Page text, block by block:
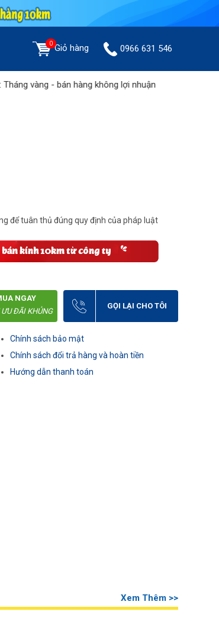
0 Giỏ hàng 0966 631 546
vàng - bán hàng không lợi nhuận Bùng nổ ưu
để tuân thủ đúng quy định của pháp luật
NGAY
ĐÃI KHỦNG
GỌI LẠI CHO TÔI
Chính sách bảo mật
Chính sách đổi trả hàng và hoàn tiền
Hướng dẫn thanh toán
Xem Thêm >>